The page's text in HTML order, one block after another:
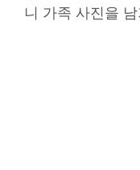
니 가족 사진을